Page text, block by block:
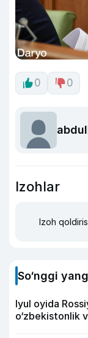
0 0
Izohlar
Izoh
So‘nggi
Iyul oyida
o‘zbekistonlik